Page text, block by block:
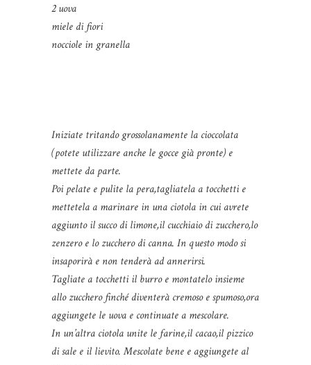
2 uova
miele di fiori
nocciole in granella
Iniziate tritando grossolanamente la cioccolata
(potete utilizzare anche le gocce già pronte) e
mettete da parte.
Poi pelate e pulite la pera,tagliatela a tocchetti e
mettetela a marinare in una ciotola in cui avrete
aggiunto il succo di limone,il cucchiaio di zucchero,lo
zenzero e lo zucchero di canna. In questo modo si
insaporirà e non tenderà ad annerirsi.
Tagliate a tocchetti il burro e montatelo insieme
allo zucchero finché diventerà cremoso e spumoso,ora
aggiungete le uova e continuate a mescolare.
In un’altra ciotola unite le farine,il cacao,il pizzico
di sale e il lievito. Mescolate bene e aggiungete al